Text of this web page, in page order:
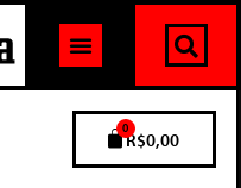
R$0,00
0